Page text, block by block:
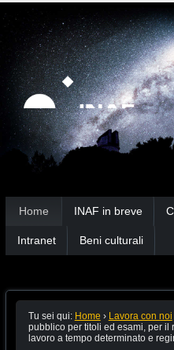
Strumenti
personali
Salta
contenuti.
|
Salta
alla
navigazione
Ricerca
avanzata…
Home INAF in breve
Intranet Beni culturali
Tu sei qui: Home › Lavora con noi
pubblico per titoli ed esami, per il
lavoro a tempo determinato e